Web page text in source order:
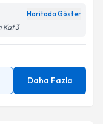
Haritada Göster
Kat 3
Daha Fazla